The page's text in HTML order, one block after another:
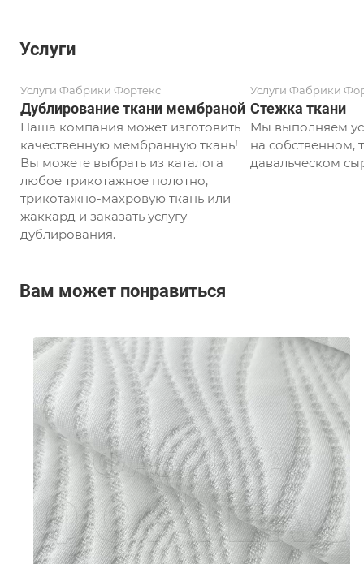
Услуги
Услуги Фабрики Фортекс
Дублирование ткани мембраной
Наша компания может изготовить
качественную мембранную ткань!
Вы можете выбрать из каталога
любое трикотажное полотно,
трикотажно-махровую ткань или
жаккард и заказать услугу
дублирования.
Услуги Фабрики
Стежка ткани
Мы выполняем
на собственном,
давальческом
Вам может понравиться